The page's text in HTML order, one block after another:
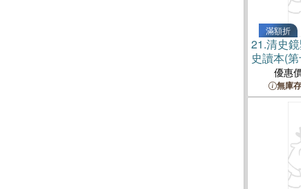
滿額折
21.清史
史讀本(
優惠
無庫存